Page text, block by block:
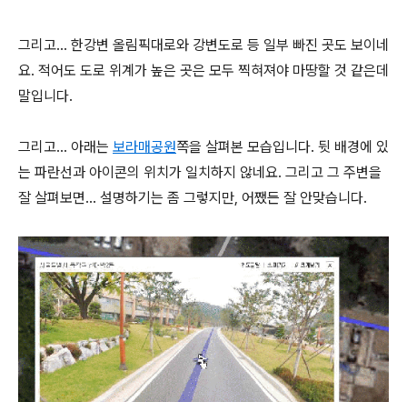
그리고... 한강변 올림픽대로와 강변도로 등 일부 빠진 곳도 보이네
요. 적어도 도로 위계가 높은 곳은 모두 찍혀져야 마땅할 것 같은데
말입니다.
그리고... 아래는 보라매공원쪽을 살펴본 모습입니다. 뒷 배경에 있
는 파란선과 아이콘의 위치가 일치하지 않네요. 그리고 그 주변을
잘 살펴보면... 설명하기는 좀 그렇지만, 어쨌든 잘 안맞습니다.